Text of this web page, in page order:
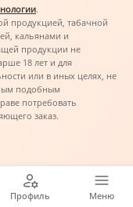
Профиль Меню
.
продукцией, табачной
кальянами и
продукции не
18 лет и для
или в иных целях, не
подобным
потребовать
заказ.